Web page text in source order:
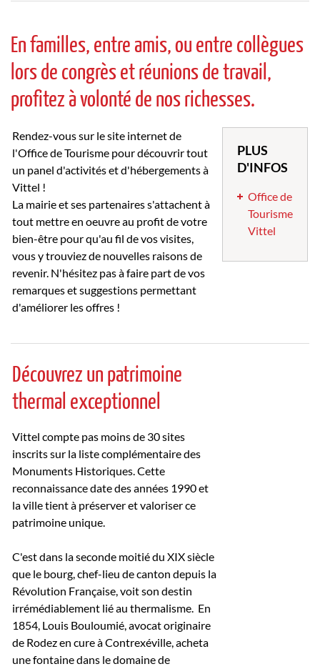
En familles, entre amis, ou entre collègues
lors de congrès et réunions de travail,
profitez à volonté de nos richesses.
Rendez-vous sur le site internet de
l'Office de Tourisme pour découvrir tout
un panel d'activités et d'hébergements à
Vittel !
La mairie et ses partenaires s'attachent à
tout mettre en oeuvre au profit de votre
bien-être pour qu'au fil de vos visites,
vous y trouviez de nouvelles raisons de
revenir. N'hésitez pas à faire part de vos
remarques et suggestions permettant
d'améliorer les offres !
PLUS
D'INFOS
Office de
Tourisme
Vittel
Découvrez un patrimoine
thermal exceptionnel
Vittel compte pas moins de 30 sites
inscrits sur la liste complémentaire des
Monuments Historiques. Cette
reconnaissance date des années 1990 et
la ville tient à préserver et valoriser ce
patrimoine unique.
C'est dans la seconde moitié du XIX siècle
que le bourg, chef-lieu de canton depuis la
Révolution Française, voit son destin
irrémédiablement lié au thermalisme. En
1854, Louis Bouloumié, avocat originaire
de Rodez en cure à Contrexéville, acheta
une fontaine dans le domaine de